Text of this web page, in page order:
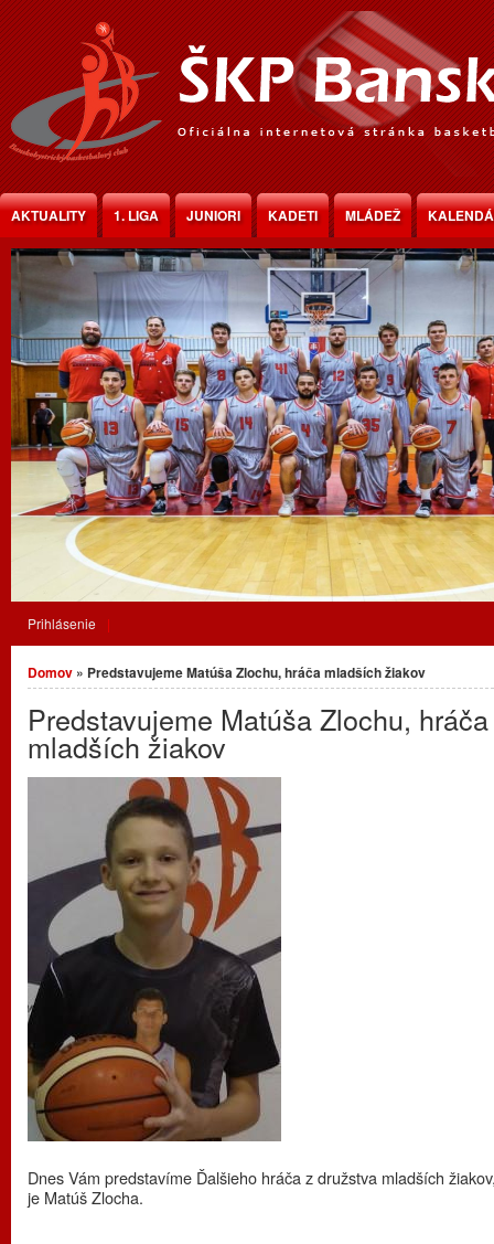
Jump to Content
AKTUALITY 1. LIGA JUNIORI KADETI MLÁDEŽ
Prihlásenie
Nachádzate sa tu
Domov » Predstavujeme Matúša Zlochu, hráča mladších žiakov
Predstavujeme Matúša Zlochu, hráča
mladších žiakov
Dnes Vám predstavíme Ďalšieho hráča z družstva mladších
je Matúš Zlocha.